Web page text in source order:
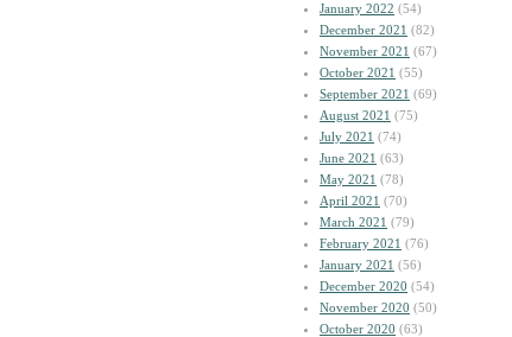
January 2022 (54)
December 2021 (82)
November 2021 (67)
October 2021 (55)
September 2021 (69)
August 2021 (75)
July 2021 (74)
June 2021 (63)
May 2021 (78)
April 2021 (70)
March 2021 (79)
February 2021 (76)
January 2021 (56)
December 2020 (54)
November 2020 (50)
October 2020 (63)